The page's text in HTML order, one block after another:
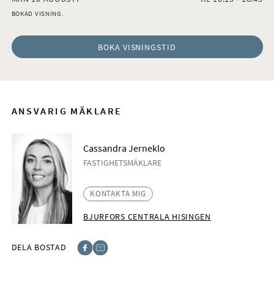
BOKAD VISNING.
BOKA VISNINGSTID
ANSVARIG MÄKLARE
Cassandra Jerneklo
FASTIGHETSMÄKLARE
KONTAKTA MIG
BJURFORS CENTRALA HISINGEN
DELA BOSTAD